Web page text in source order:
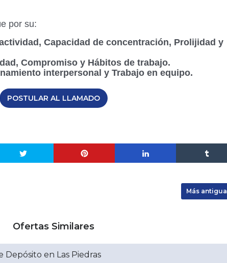
por su:
Capacidad de concentración, Prolijidad y
Compromiso y Hábitos de trabajo.
interpersonal y Trabajo en equipo.
POSTULAR AL LLAMADO
Más antigua
Ofertas Similares
en Las Piedras